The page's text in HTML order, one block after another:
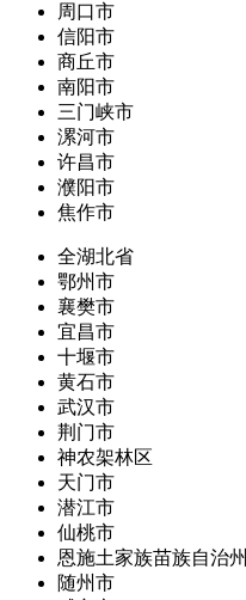
周口市
信阳市
商丘市
南阳市
三门峡市
漯河市
许昌市
濮阳市
焦作市
全湖北省
鄂州市
襄樊市
宜昌市
十堰市
黄石市
武汉市
荆门市
神农架林区
天门市
潜江市
仙桃市
恩施土家族苗族自治州
随州市